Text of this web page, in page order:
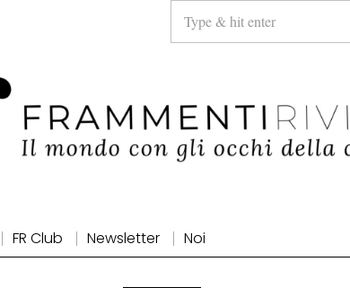
FR Club Newsletter Noi